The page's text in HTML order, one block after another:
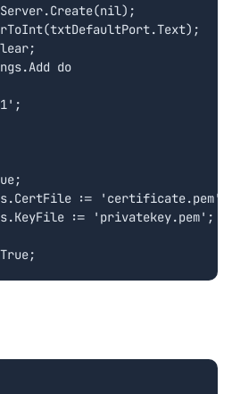
do
:= 'certificate.pem';
:= 'privatekey.pem';